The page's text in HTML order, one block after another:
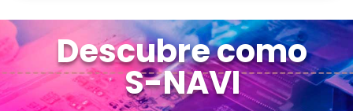
Descubre como
S-NAVI